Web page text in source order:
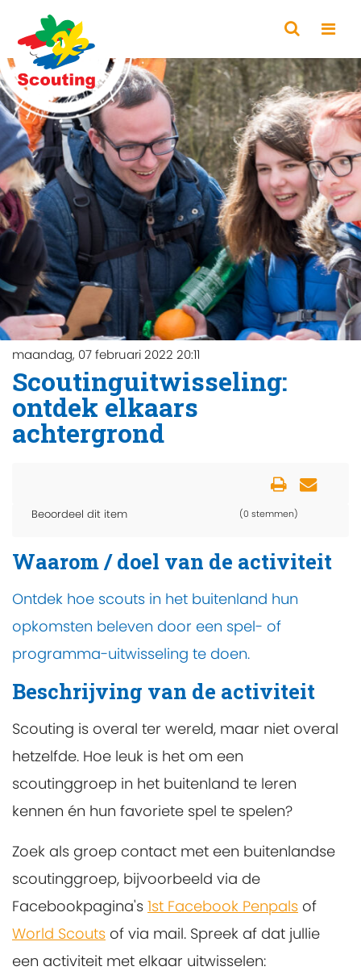
maandag, 07 februari 2022 20:11
Scoutinguitwisseling:
ontdek elkaars
achtergrond
Beoordeel dit item (0 stemmen)
Waarom / doel van de activiteit
Ontdek hoe scouts in het buitenland hun
opkomsten beleven door een spel- of
programma-uitwisseling te doen.
Beschrijving van de activiteit
Scouting is overal ter wereld, maar niet overal
hetzelfde. Hoe leuk is het om een
scoutinggroep in het buitenland te leren
kennen én hun favoriete spel te spelen?
Zoek als groep contact met een buitenlandse
scoutinggroep, bijvoorbeeld via de
Facebookpagina's 1st Facebook Penpals of
World Scouts of via mail. Spreek af dat jullie
een activiteit met elkaar uitwisselen: